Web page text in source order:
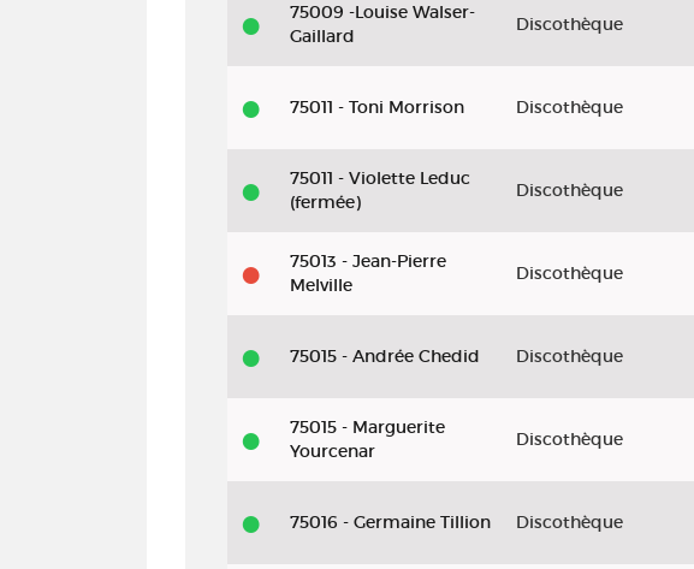
75009 -Louise Walser-
Gaillard
Discothèque
75011 - Toni Morrison Discothèque
75011 - Violette Leduc
(fermée)
Discothèque
75013 - Jean-Pierre
Melville
Discothèque
75015 - Andrée Chedid Discothèque
75015 - Marguerite
Yourcenar
Discothèque
75016 - Germaine Tillion Discothèque